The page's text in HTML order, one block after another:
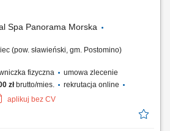
Spa Panorama Morska
(pow. sławieński, gm. Postomino)
fizyczna
umowa zlecenie
złbrutto/mies.
rekrutacja online
aplikuj bez CV